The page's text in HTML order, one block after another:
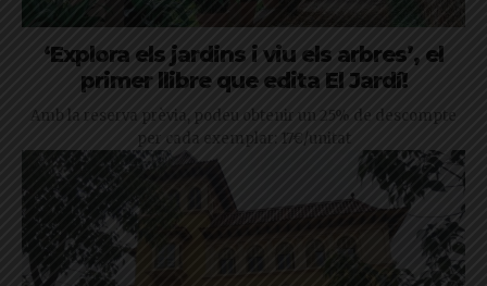
‘Explora els jardins i viu els arbres’, el
primer llibre que edita El Jardí!
Amb la reserva prèvia, podeu obtenir un 25% de descompte
per cada exemplar: 17€/unitat